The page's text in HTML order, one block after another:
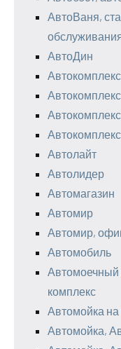
АвтоВаня,
АвтоДин
Автолайт
Автолидер
Автомагазин
Автомир
Автомир,
Автомобиль
Автомоечный
комплекс
Автомойка
Автомойка,